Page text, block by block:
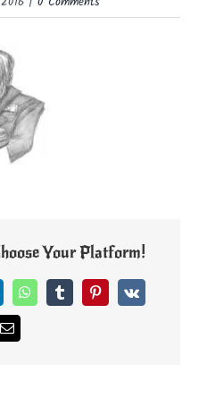
Your Platform!
WhatsAppTumblrPinterest
Vk
Email